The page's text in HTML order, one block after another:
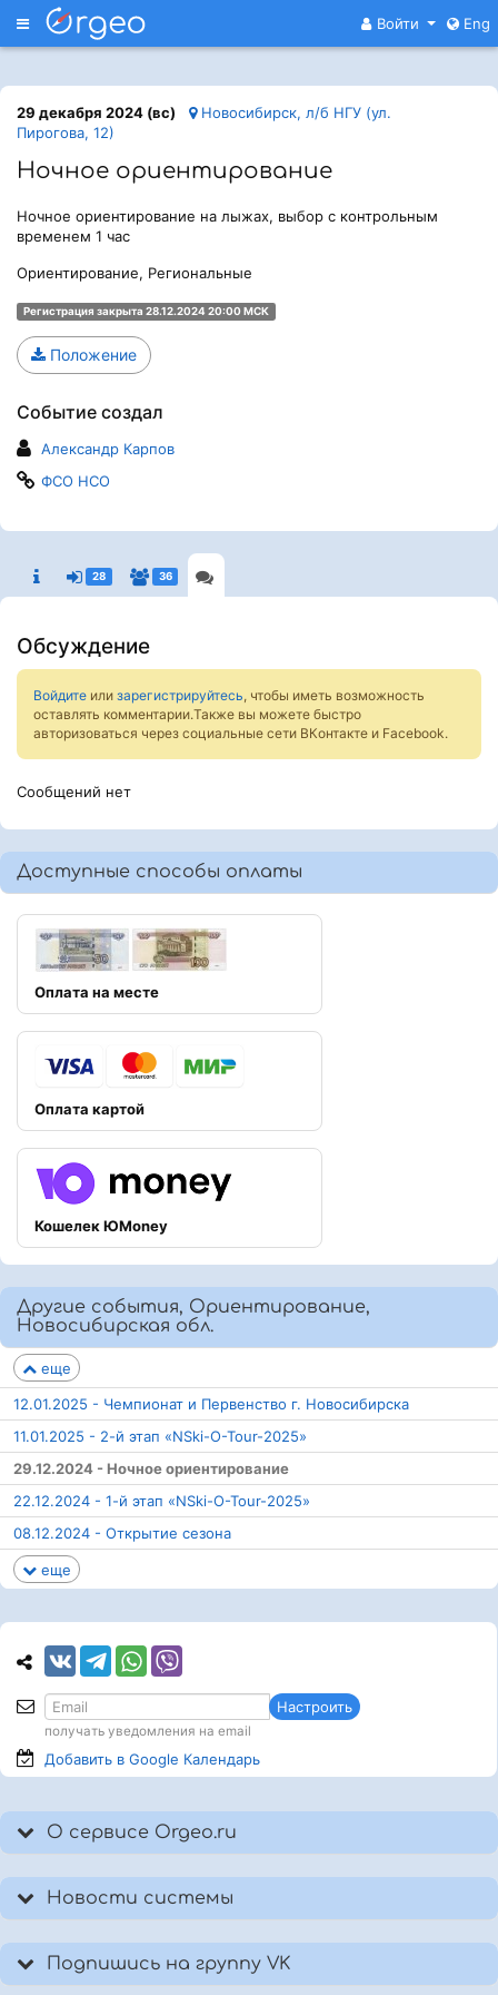
Меню Войти Eng
29 декабря 2024 (вс)
Новосибирск, л/б НГУ (ул.
Пирогова, 12)
Ночное ориентирование
Ночное ориентирование на лыжах, выбор с контрольным
временем 1 час
Ориентирование, Региональные
Регистрация закрыта 28.12.2024 20:00 МСК
Положение
Событие создал
Александр Карпов
ФСО НСО
28 36
Обсуждение
Войдите или зарегистрируйтесь, чтобы иметь возможность
оставлять комментарии.Также вы можете быстро
авторизоваться через социальные сети ВКонтакте и Facebook.
Сообщений нет
Доступные способы оплаты
Оплата на месте
Оплата картой
Кошелек ЮMoney
Другие события, Ориентирование,
Новосибирская обл.
еще
12.01.2025 - Чемпионат и Первенство г. Новосибирска
11.01.2025 - 2-й этап «NSki-O-Tour-2025»
29.12.2024 - Ночное ориентирование
22.12.2024 - 1-й этап «NSki-O-Tour-2025»
08.12.2024 - Открытие сезона
еще
Настроить
получать уведомления на email
Добавить в Google Календарь
О сервисе Orgeo.ru
Новости системы
Подпишись на группу VK